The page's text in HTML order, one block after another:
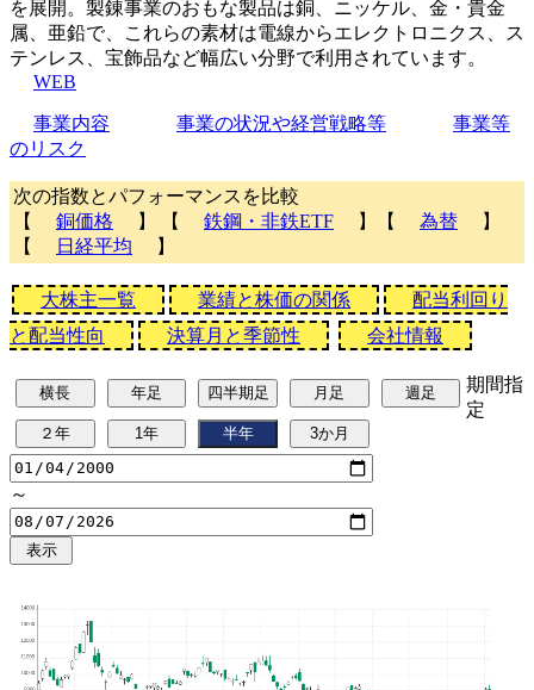
を展開。製錬事業のおもな製品は銅、ニッケル、金・貴金
属、亜鉛で、これらの素材は電線からエレクトロニクス、ス
テンレス、宝飾品など幅広い分野で利用されています。
WEB
事業内容 事業の状況や経営戦略等
事業等
のリスク
次の指数とパフォーマンスを比較
【
銅価格 】 【 鉄鋼・非鉄ETF 】【 為替
】
【
日経平均 】
大株主一覧 業績と株価の関係
配当利回り
と配当性向
決算月と季節性 会社情報
期間指
定
～